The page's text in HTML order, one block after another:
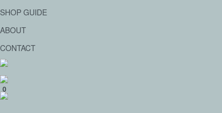
SHOP GUIDE
ABOUT
CONTACT
0